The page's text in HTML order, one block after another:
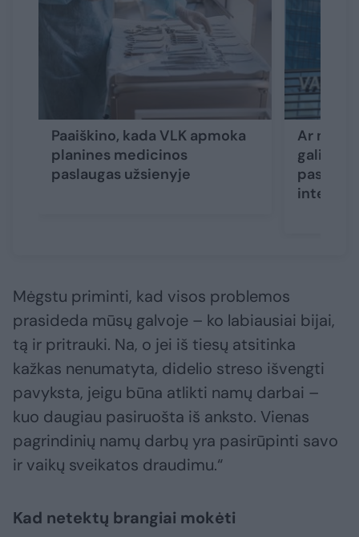
Paaiškino, kada VLK apmoka
planines medicinos
paslaugas užsienyje
Ar
galioja?
Mėgstu priminti, kad visos problemos
prasideda mūsų galvoje – ko labiausiai bijai,
tą ir pritrauki. Na, o jei iš tiesų atsitinka
kažkas nenumatyta, didelio streso išvengti
pavyksta, jeigu būna atlikti namų darbai –
kuo daugiau pasiruošta iš anksto. Vienas
pagrindinių namų darbų yra pasirūpinti savo
ir vaikų sveikatos draudimu.“
Kad netektų brangiai mokėti